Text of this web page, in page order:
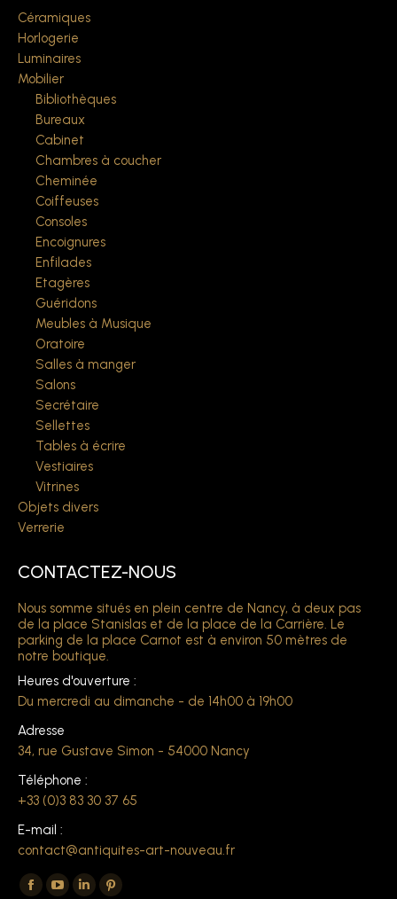
Céramiques
Horlogerie
Luminaires
Mobilier
Bibliothèques
Bureaux
Cabinet
Chambres à coucher
Cheminée
Coiffeuses
Consoles
Encoignures
Enfilades
Etagères
Guéridons
Meubles à Musique
Oratoire
Salles à manger
Salons
Secrétaire
Sellettes
Tables à écrire
Vestiaires
Vitrines
Objets divers
Verrerie
CONTACTEZ-NOUS
Nous somme situés en plein centre de Nancy, à deux pas
de la place Stanislas et de la place de la Carrière. Le
parking de la place Carnot est à environ 50 mètres de
notre boutique.
Heures d'ouverture :
Du mercredi au dimanche - de 14h00 à 19h00
Adresse
34, rue Gustave Simon - 54000 Nancy
Téléphone :
+33 (0)3 83 30 37 65
E-mail :
contact@antiquites-art-nouveau.fr
Trouvez nous sur :
La
La La La